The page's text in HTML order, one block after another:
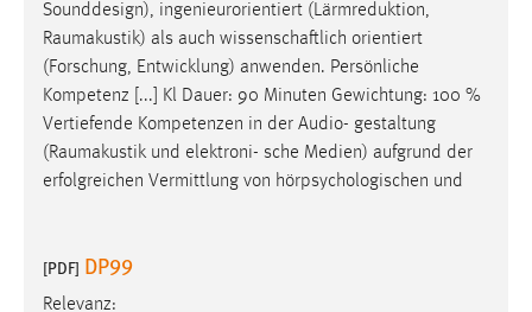
Sounddesign), ingenieurorientiert (Lärmreduktion,
Raumakustik) als auch wissenschaftlich orientiert
(Forschung, Entwicklung) anwenden. Persönliche
Kompetenz [...] Kl Dauer: 90 Minuten Gewichtung: 100 %
Vertiefende Kompetenzen in der Audio- gestaltung
(Raumakustik und elektroni- sche Medien) aufgrund der
erfolgreichen Vermittlung von hörpsychologischen und
[PDF] DP99
Relevanz: